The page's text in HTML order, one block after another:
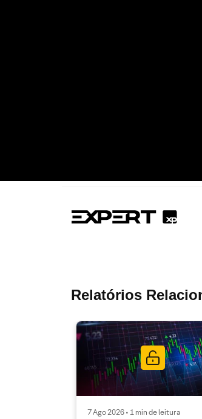
Relatórios
7 Ago 2026 • 1 min de leitura